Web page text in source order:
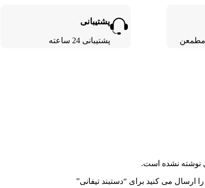
مطمعن
پشتیبانی
پشتیبانی 24 ساعته
نوشته نشده است.
ارسال می کنید برای “دستبند تیفانی”